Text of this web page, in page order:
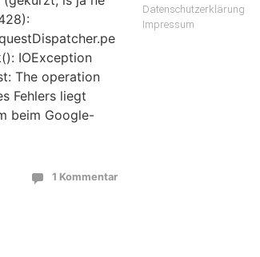
IOException
The operation
Fehlers liegt
beim Google-
1 Kommentar
Datenschutzerklärung
Impressum